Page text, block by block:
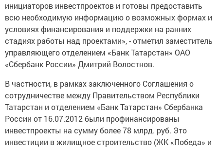
инициаторов инвестпроектов и готовы предоставить
всю необходимую информацию о возможных формах и
условиях финансирования и поддержки на ранних
стадиях работы над проектами», - отметил заместитель
управляющего отделением «Банк Татарстан» ОАО
«Сбербанк России» Дмитрий Волостнов.
В частности, в рамках заключенного Соглашения о
сотрудничестве между Правительством Республики
Татарстан и отделением «Банк Татарстан» Сбербанка
России от 16.07.2012 были профинансированы
инвестпроекты на сумму более 78 млрд. руб. Это
инвестиции в жилищное строительство (ЖК «Победа» и